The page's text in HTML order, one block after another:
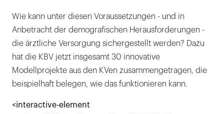
Wie kann unter diesen Voraussetzungen - und in
Anbetracht der demografischen Herausforderungen -
die ärztliche Versorgung sichergestellt werden? Dazu
hat die KBV jetzt insgesamt 30 innovative
Modellprojekte aus den KVen zusammengetragen, die
beispielhaft belegen, wie das funktionieren kann.
<interactive-element